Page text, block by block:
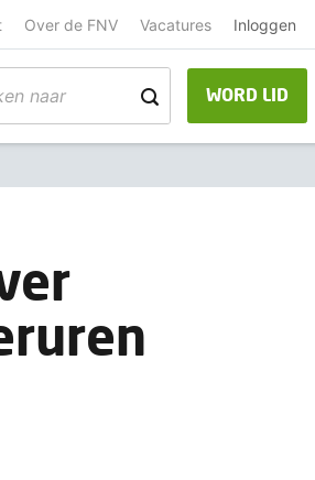
Over de FNV Vacatures Inloggen
WORD LID